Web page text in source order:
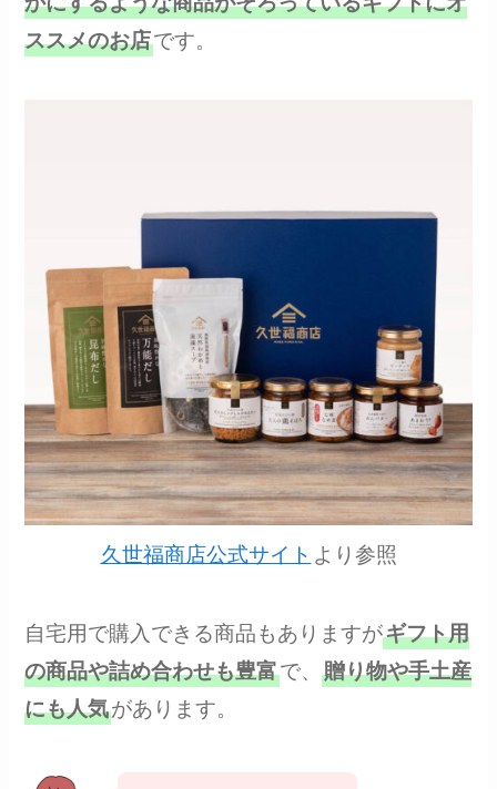
ススメのお店です。
久世福商店公式サイト より参照
自宅用で購入できる商品もありますがギフト用
の商品や詰め合わせも豊富で、贈り物や手土産
にも人気があります。